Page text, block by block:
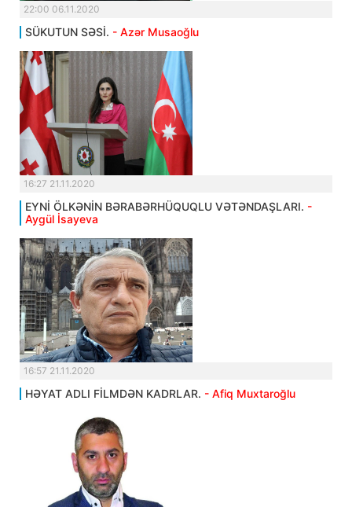
22:00 06.11.2020
SÜKUTUN SƏSİ. - Azər Musaoğlu
16:27 21.11.2020
EYNİ ÖLKƏNİN BƏRABƏRHÜQUQLU VƏTƏNDAŞLARI. -
Aygül İsayeva
16:57 21.11.2020
HƏYAT ADLI FİLMDƏN KADRLAR. - Afiq Muxtaroğlu